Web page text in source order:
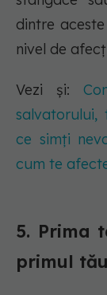
dintre
nivel de
Vezi și:
salvatorului,
ce simți
cum te
5. Prima
primul